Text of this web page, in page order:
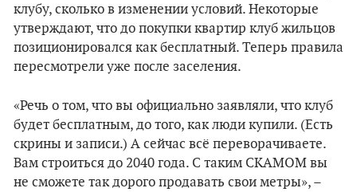
клубу, сколько в изменении условий. Некоторые
утверждают, что до покупки квартир клуб жильцов
позиционировался как бесплатный. Теперь правила
пересмотрели уже после заселения.
«Речь о том, что вы официально заявляли, что клуб
будет бесплатным, до того, как люди купили. (Есть
скрины и записи.) А сейчас всё переворачиваете.
Вам строиться до 2040 года. С таким СКАМОМ вы
не сможете так дорого продавать свои метры», –